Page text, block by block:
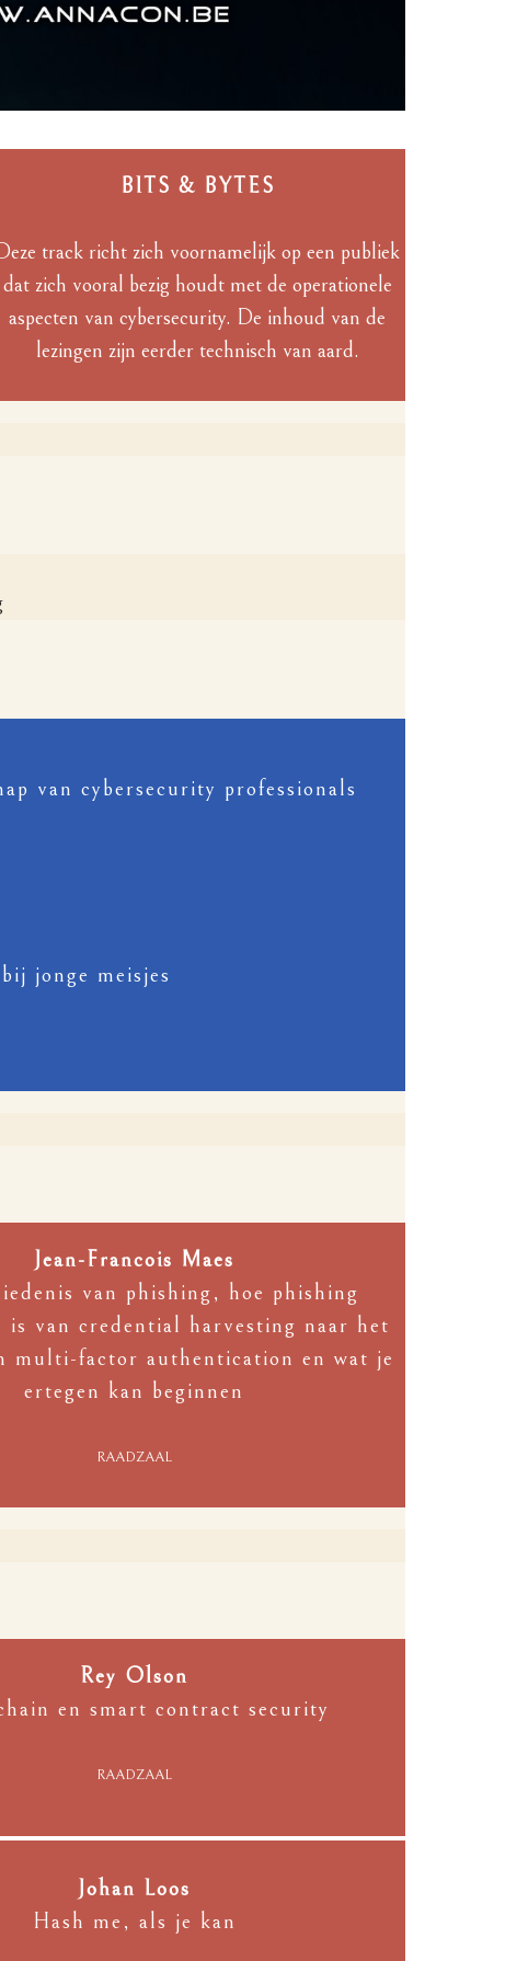
BITS & BYTES
track richt zich voornamelijk op een publiek
dat zich vooral bezig houdt met de operationele
aspecten van cybersecurity. De inhoud van de
lezingen zijn eerder technisch van aard.
van cybersecurity professionals
jonge meisjes
Jean-Francois Maes
van phishing, hoe phishing
is van credential harvesting naar het
multi-factor authentication en wat je
ertegen kan beginnen
RAADZAAL
Rey Olson
en smart contract security
RAADZAAL
Johan Loos
Hash me, als je kan